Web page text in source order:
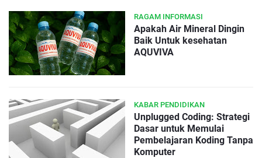
RAGAM INFORMASI
Apakah Air Mineral Dingin
Baik Untuk kesehatan
AQUVIVA
KABAR PENDIDIKAN
Unplugged Coding: Strategi
Dasar untuk Memulai
Pembelajaran Koding Tanpa
Komputer